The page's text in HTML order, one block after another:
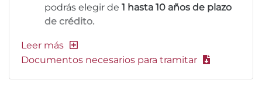
podrás elegir de 1 hasta 10 años de plazo
de crédito.
Documentos necesarios para tramitar